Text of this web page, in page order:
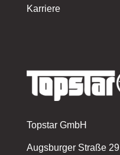
Karriere
Topstar GmbH
Augsburger Straße 29